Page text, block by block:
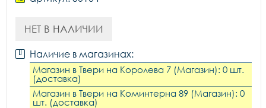
НЕТ В НАЛИЧИИ
Наличие в магазинах:
Магазин в Твери на Королева 7 (Магазин): 0 шт.
(доставка)
Магазин в Твери на Коминтерна 89 (Магазин): 0
шт. (доставка)